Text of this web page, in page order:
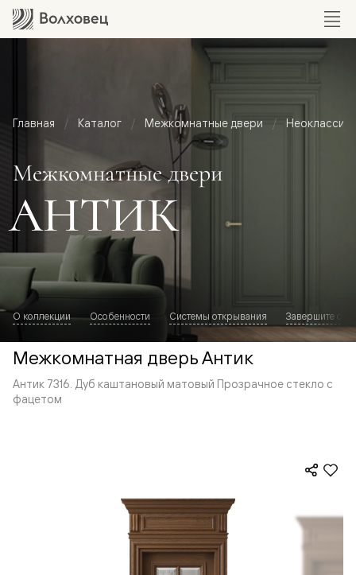
Главная Каталог Межкомнатные двери Неоклассика
Межкомнатные двери
АНТИК
О коллекции Особенности Системы открывания Завершите
Межкомнатная дверь Антик
Антик 7316. Дуб каштановый матовый Прозрачное стекло с
фацетом